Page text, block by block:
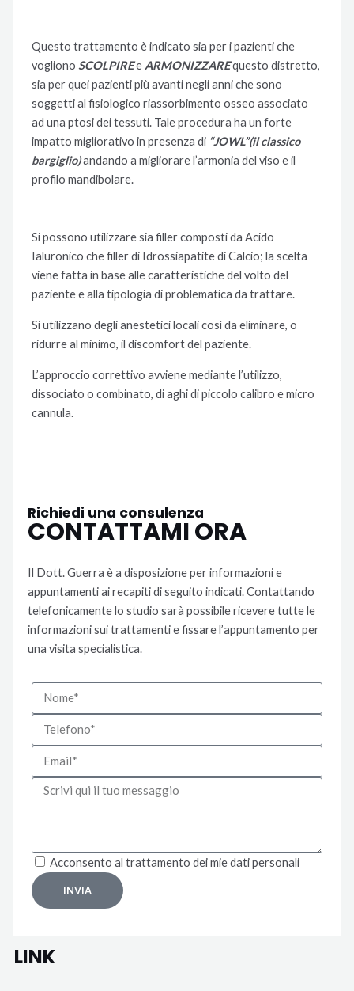
Questo trattamento è indicato sia per i pazienti che
voglionoSCOLPIREe ARMONIZZAREquesto distretto,
sia per quei pazienti più avanti negli anni che sono
soggetti al fisiologico riassorbimento osseo associato
ad una ptosi dei tessuti. Tale procedura ha un forte
impatto migliorativo in presenza di “JOWL”(il classico
bargiglio)andando a migliorare l’armonia del viso e il
profilo mandibolare.
Si possono utilizzare sia filler composti da Acido
Ialuronico che filler di Idrossiapatite di Calcio; la scelta
viene fatta in base alle caratteristiche del volto del
paziente e alla tipologia di problematica da trattare.
Si utilizzano degli anestetici locali così da eliminare, o
ridurre al minimo, il discomfort del paziente.
L’approccio correttivo avviene mediante l’utilizzo,
dissociato o combinato, di aghi di piccolo calibro e micro
cannula.
Richiedi una consulenza
CONTATTAMI ORA
Il Dott. Guerra è a disposizione per informazioni e
appuntamenti ai recapiti di seguito indicati. Contattando
telefonicamente lo studio sarà possibile ricevere tutte le
informazioni sui trattamenti e fissare l’appuntamento per
una visita specialistica.​
Acconsento al trattamento dei mie dati personali
INVIA
LINK